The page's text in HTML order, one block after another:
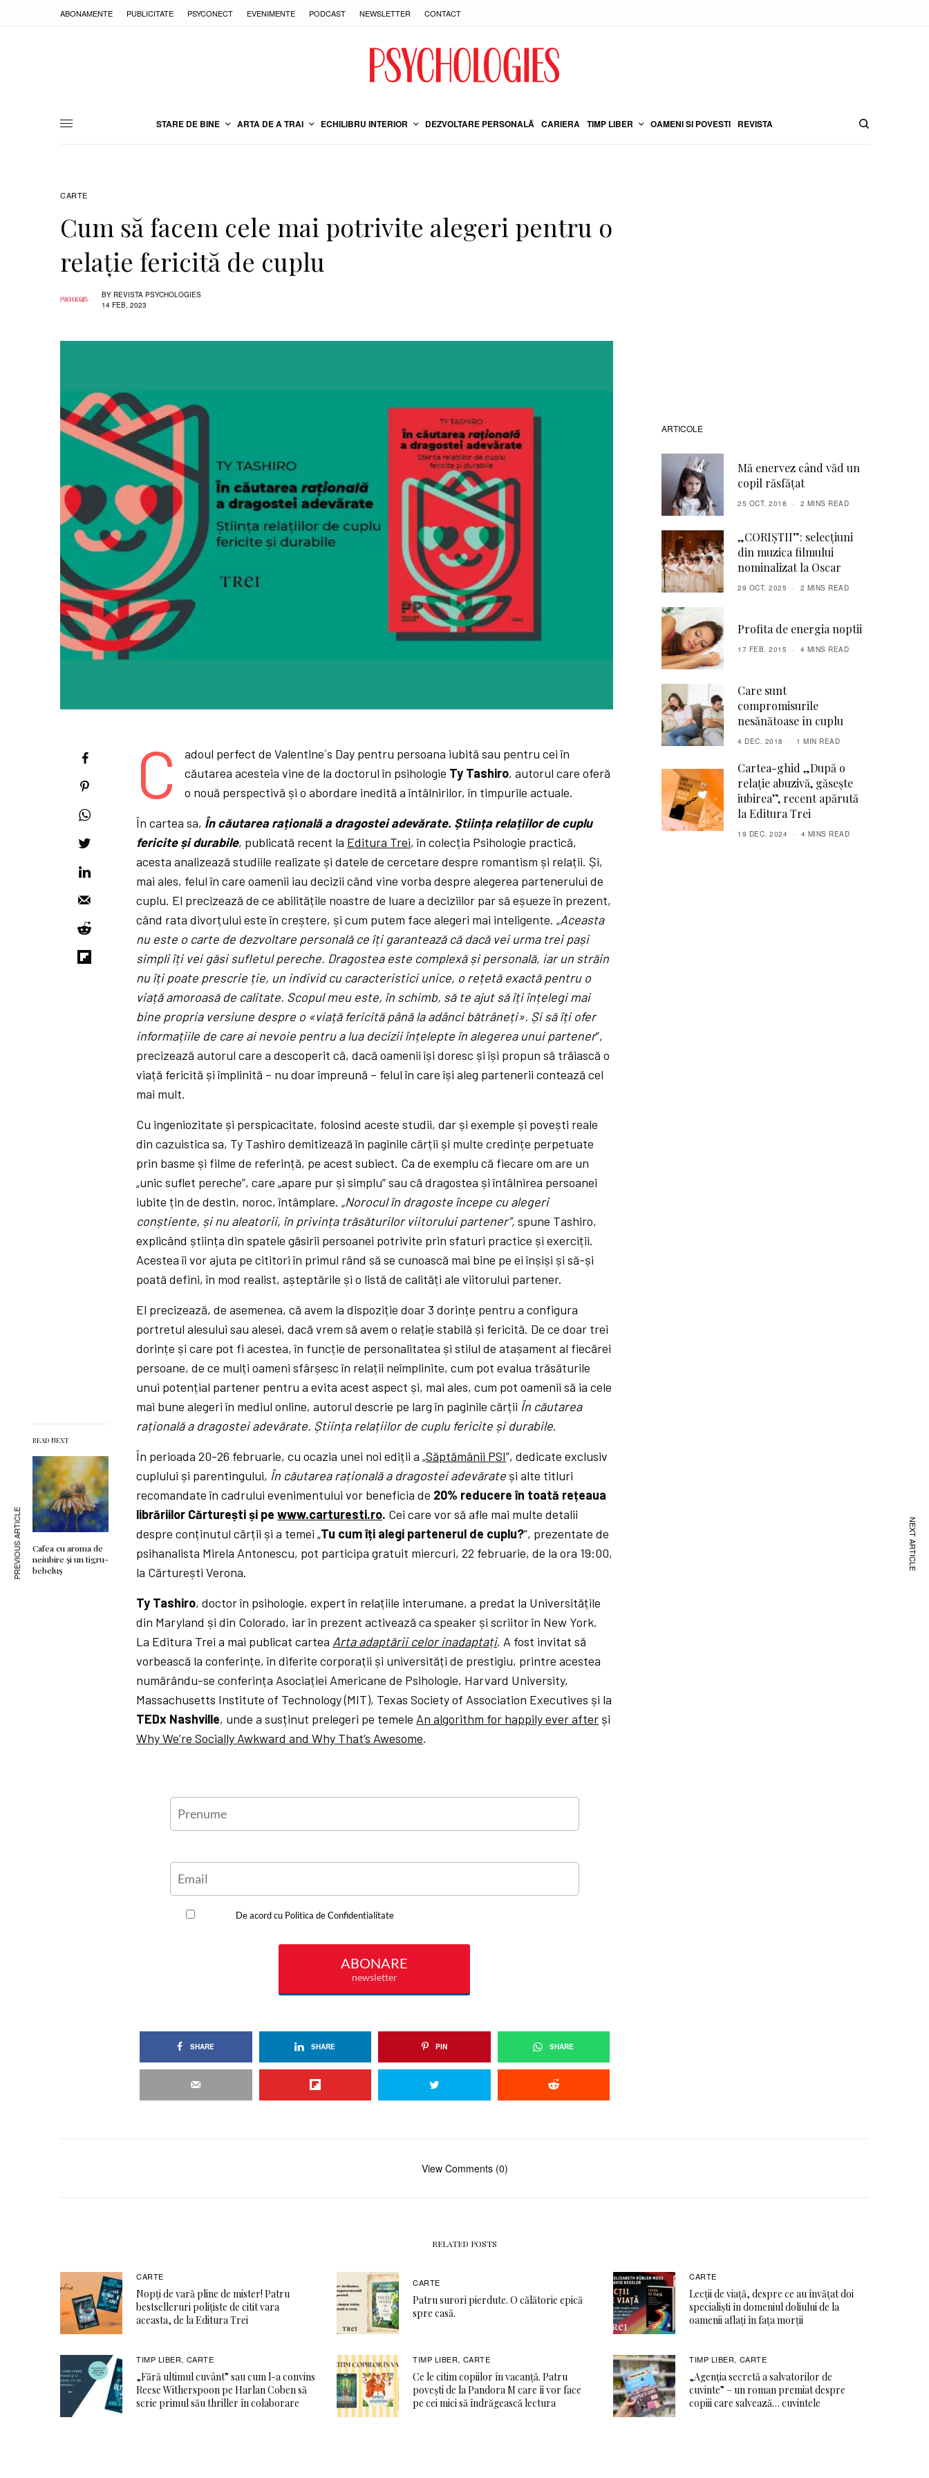
ABONAMENTE PUBLICITATE PSYCONECT EVENIMENTE PODCAST NEWSLETTER CONTACT
STARE DE BINE ARTA DE A TRAI ECHILIBRU INTERIOR DEZVOLTARE PERSONALĂ CARIERA TIMP LIBER OAMENI SI POVESTI REVISTA
CARTE
Cum să facem cele mai potrivite alegeri pentru o
relație fericită de cuplu
BY REVISTA PSYCHOLOGIES
14 FEB. 2023
READ NEXT
Cafea cu aroma de
neiubire și un tigru-
bebeluș
C
adoul perfect de Valentine`s Day pentru persoana iubită sau pentru cei în
căutarea acesteia vine de la doctorul în psihologie Ty Tashiro, autorul care oferă
o nouă perspectivă și o abordare inedită a întâlnirilor, în timpurile actuale.
În cartea sa, În căutarea rațională a dragostei adevărate. Știința relațiilor de cuplu
fericite și durabile, publicată recent la Editura Trei, în colecția Psihologie practică,
acesta analizează studiile realizate și datele de cercetare despre romantism și relații. Și,
mai ales, felul în care oamenii iau decizii când vine vorba despre alegerea partenerului de
cuplu. El precizează de ce abilitățile noastre de luare a deciziilor par să eșueze în prezent,
când rata divorțului este în creștere, și cum putem face alegeri mai inteligente. „Aceasta
nu este o carte de dezvoltare personală ce îți garantează că dacă vei urma trei pași
simpli îți vei găsi sufletul pereche. Dragostea este complexă și personală, iar un străin
nu îți poate prescrie ție, un individ cu caracteristici unice, o rețetă exactă pentru o
viață amoroasă de calitate. Scopul meu este, în schimb, să te ajut să îți înțelegi mai
bine propria versiune despre o «viață fericită până la adânci bătrâneți». Și să îți ofer
informațiile de care ai nevoie pentru a lua decizii înțelepte în alegerea unui partener”,
precizează autorul care a descoperit că, dacă oamenii își doresc și își propun să trăiască o
viață fericită și împlinită – nu doar împreună – felul în care își aleg partenerii contează cel
mai mult.
Cu ingeniozitate și perspicacitate, folosind aceste studii, dar și exemple și povești reale
din cazuistica sa, Ty Tashiro demitizează în paginile cărții și multe credințe perpetuate
prin basme și filme de referință, pe acest subiect. Ca de exemplu că fiecare om are un
„unic suflet pereche”, care „apare pur și simplu” sau că dragostea și întâlnirea persoanei
iubite țin de destin, noroc, întâmplare. „Norocul în dragoste începe cu alegeri
conștiente, și nu aleatorii, în privința trăsăturilor viitorului partener”,spune Tashiro,
explicând știința din spatele găsirii persoanei potrivite prin sfaturi practice și exerciții.
Acestea îi vor ajuta pe cititori în primul rând să se cunoască mai bine pe ei înșiși și să-și
poată defini, în mod realist, așteptările și o listă de calități ale viitorului partener.
El precizează, de asemenea, că avem la dispoziție doar 3 dorințe pentru a configura
portretul alesului sau alesei, dacă vrem să avem o relație stabilă și fericită. De ce doar trei
dorințe și care pot fi acestea, în funcție de personalitatea și stilul de atașament al fiecărei
persoane, de ce mulți oameni sfârșesc în relații neîmplinite, cum pot evalua trăsăturile
unui potențial partener pentru a evita acest aspect și, mai ales, cum pot oamenii să ia cele
mai bune alegeri în mediul online, autorul descrie pe larg în paginile cărții În căutarea
rațională a dragostei adevărate. Știința relațiilor de cuplu fericite și durabile.
În perioada 20-26 februarie, cu ocazia unei noi ediții a „Săptămânii PSI”, dedicate exclusiv
cuplului și parentingului, În căutarea rațională a dragostei adevărate și alte titluri
recomandate în cadrului evenimentului vor beneficia de 20% reducere în toată rețeaua
librăriilor Cărturești și pewww.carturesti.ro. Cei care vor să afle mai multe detalii
despre conținutul cărții și a temei „Tu cum îți alegi partenerul de cuplu?”, prezentate de
psihanalista Mirela Antonescu, pot participa gratuit miercuri, 22 februarie, de la ora 19:00,
la Cărturești Verona.
Ty Tashiro, doctor în psihologie, expert în relațiile interumane, a predat la Universitățile
din Maryland și din Colorado, iar în prezent activează ca speaker și scriitor în New York.
La Editura Trei a mai publicat cartea Arta adaptării celor inadaptați. A fost invitat să
vorbească la conferințe, în diferite corporații și universități de prestigiu, printre acestea
numărându-se conferința Asociației Americane de Psihologie, Harvard University,
Massachusetts Institute of Technology (MIT), Texas Society of Association Executives și la
TEDx Nashville, unde a susținut prelegeri pe temele An algorithm for happily ever after și
Why We’re Socially Awkward and Why That’s Awesome.
SHARE SHARE PIN SHARE
ARTICOLE
Mă enervez când văd un
copil răsfățat
25 OCT. 2018 2 MINS READ
„CORIȘTII”: selecțiuni
din muzica filmului
nominalizat la Oscar
29 OCT. 2025 2 MINS READ
Profita de energia noptii
17 FEB. 2015 4 MINS READ
Care sunt
compromisurile
nesănătoase în cuplu
4 DEC. 2018 1 MIN READ
Cartea-ghid „După o
relaţie abuzivă, găseşte
iubirea”, recent apărută
la Editura Trei
19 DEC. 2024 4 MINS READ
PREVIOUS ARTICLE NEXT ARTICLE
View Comments (0)
RELATED POSTS
CARTE
Nopți de vară pline de mister! Patru
bestselleruri polițiste de citit vara
aceasta, de la Editura Trei
CARTE
Patru surori pierdute. O călătorie epică
spre casă.
CARTE
Lecții de viață, despre ce au învățat doi
specialiști în domeniul doliului de la
oamenii aflați în fața morții
TIMP LIBER , CARTE
„Fără ultimul cuvânt” sau cum l-a convins
Reese Witherspoon pe Harlan Coben să
scrie primul său thriller în colaborare
TIMP LIBER , CARTE
Ce le citim copiilor în vacanță. Patru
povești de la Pandora M care îi vor face
pe cei mici să îndrăgească lectura
TIMP LIBER , CARTE
„Agenția secretă a salvatorilor de
cuvinte” – un roman premiat despre
copiii care salvează… cuvintele